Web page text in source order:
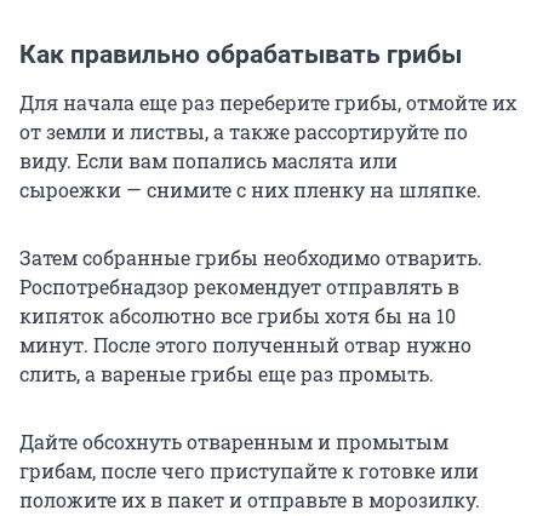
Как правильно обрабатывать грибы
Для начала еще раз переберите грибы, отмойте их
от земли и листвы, а также рассортируйте по
виду. Если вам попались маслята или
сыроежки — снимите с них пленку на шляпке.
Затем собранные грибы необходимо отварить.
Роспотребнадзор рекомендует отправлять в
кипяток абсолютно все грибы хотя бы на 10
минут. После этого полученный отвар нужно
слить, а вареные грибы еще раз промыть.
Дайте обсохнуть отваренным и промытым
грибам, после чего приступайте к готовке или
положите их в пакет и отправьте в морозилку.